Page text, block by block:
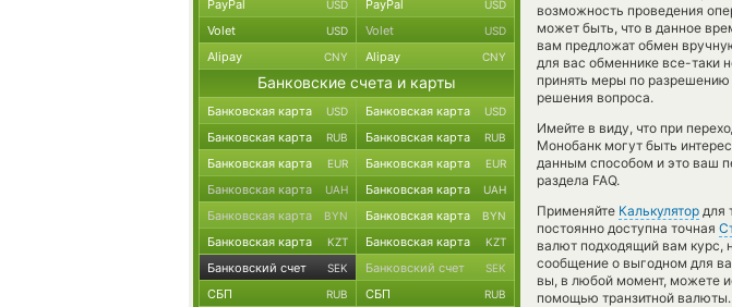
возможность проведения
может быть, что в данное
вам предложат обмен
для вас обменнике все-таки
принять меры по
решения вопроса.
Имейте в виду, что при
Монобанк могут быть
данным способом и это ваш
раздела FAQ.
Применяйте Калькулятор для
постоянно доступна точная
валют подходящий вам курс,
сообщение о выгодном для
вы, в любой момент, можете
помощью транзитной валюты.
PayPal USD PayPal USD
Volet USD Volet USD
Alipay CNY Alipay CNY
Банковские счета и карты
Банковская карта USD Банковская карта USD
Банковская карта RUB Банковская карта RUB
Банковская карта EUR Банковская карта EUR
Банковская карта UAH Банковская карта UAH
Банковская карта BYN Банковская карта BYN
Банковская карта KZT Банковская карта KZT
Банковский счет SEK Банковский счет SEK
СБП RUB СБП RUB